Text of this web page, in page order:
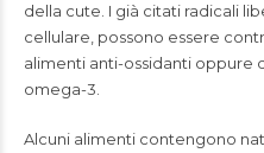
della cute. I già citati radicali
cellulare, possono essere
alimenti anti-ossidanti oppure
omega-3.
Alcuni alimenti contengono